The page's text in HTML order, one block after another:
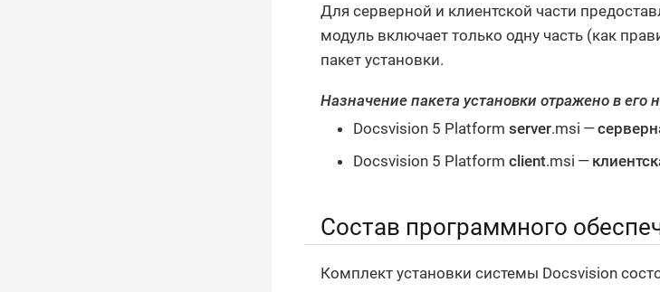
Для серверной и клиентской части
модуль включает только одну часть (как
пакет установки.
Назначение пакета установки отражено в
Docsvision 5 Platform server.msi —
Docsvision 5 Platform client.msi —
Состав программного
Комплект установки системы Docsvision